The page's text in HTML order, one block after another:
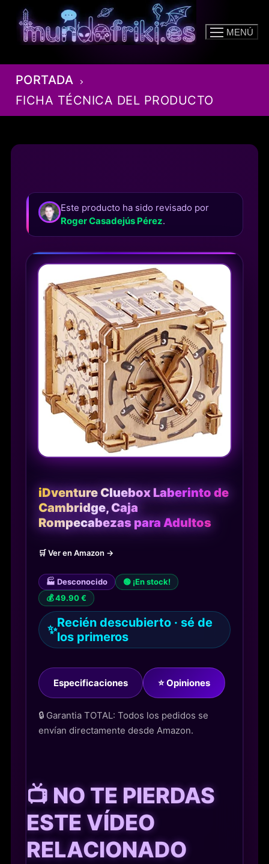
contenido
MENÚ
PORTADA
FICHA TÉCNICA DEL PRODUCTO
Este producto ha sido revisado por
Roger Casadejús Pérez.
iDventure Cluebox Laberinto de
Cambridge, Caja
Rompecabezas para Adultos
🛒 Ver en Amazon →
🏭 Desconocido
🟢 ¡En stock!
💰 49.90 €
✨Recién descubierto · sé de
los primeros
Especificaciones ⭐ Opiniones
🔒 Garantia TOTAL: Todos los pedidos se
envían directamente desde Amazon.
📺 NO TE PIERDAS
ESTE VÍDEO
RELACIONADO